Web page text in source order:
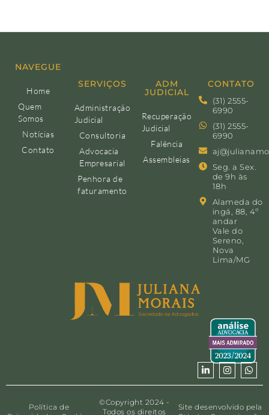
NAVEGUE
Home
Quem
Somos
Notícias
Contato
SERVIÇOS
Administração
Judicial
Consultoria
Advocacia
Empresarial
Penhora de
faturamento
ADM
JUDICIAL
Recuperação
Judicial
Falência
Assembleias
CONTATO
(31) 2555-
6990
(31) 2555-
6990
Seg. a Sex.
de 9h às
18h
Alameda do
ingá, 88, 4º
andar
Vale do
Sereno,
Nova
Lima/MG
Política de
©Copyright 2024 -
Todos os direitos
Site desenvolvido pela